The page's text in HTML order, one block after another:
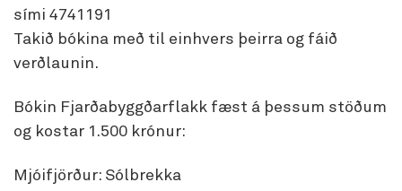
sími 4741191
Takið bókina með til einhvers þeirra og fáið
verðlaunin.
Bókin Fjarðabyggðarflakk fæst á þessum stöðum
og kostar 1.500 krónur:
Mjóifjörður: Sólbrekka